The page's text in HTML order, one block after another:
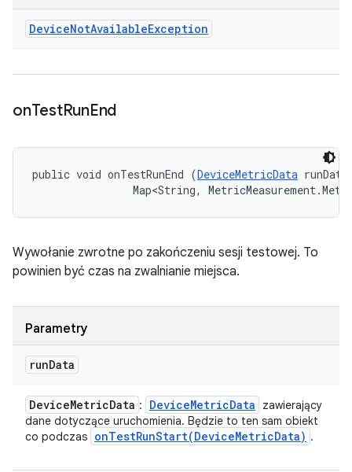
DeviceNotAvailableException
onTestRunEnd
public void onTestRunEnd (DeviceMetricData
Map<String,
Wywołanie zwrotne po zakończeniu sesji testowej. To
powinien być czas na zwalnianie miejsca.
Parametry
runData
DeviceMetricData : DeviceMetricData
zawierający
dane dotyczące uruchomienia. Będzie to ten sam obiekt
co podczas onTestRunStart(DeviceMetricData) .